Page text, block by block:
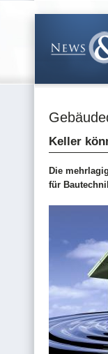
Keller
Die
für